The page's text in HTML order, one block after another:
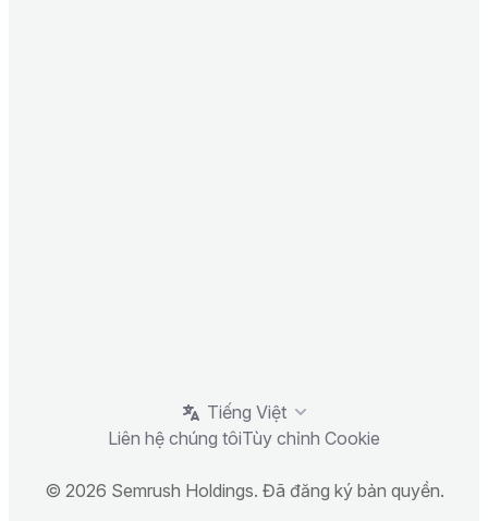
Tiếng Việt
Liên hệ chúng tôiTùy chỉnh Cookie
© 2026 Semrush Holdings. Đã đăng ký bản quyền.